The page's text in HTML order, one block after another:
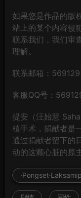
如果您是作品的版
站上的某个内容侵
联系我们，我们审
理解。
联系邮箱：
客服QQ号：
提安（汪始慧
植手术，捐献者是
通过捐献者留下的
动的这颗心脏的原